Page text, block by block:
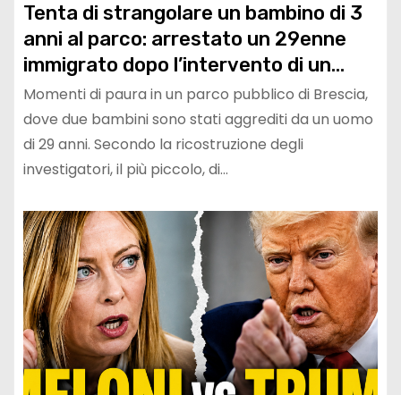
Tenta di strangolare un bambino di 3
anni al parco: arrestato un 29enne
immigrato dopo l’intervento di un
passante e della Polizia
Momenti di paura in un parco pubblico di Brescia,
dove due bambini sono stati aggrediti da un uomo
di 29 anni. Secondo la ricostruzione degli
investigatori, il più piccolo, di…